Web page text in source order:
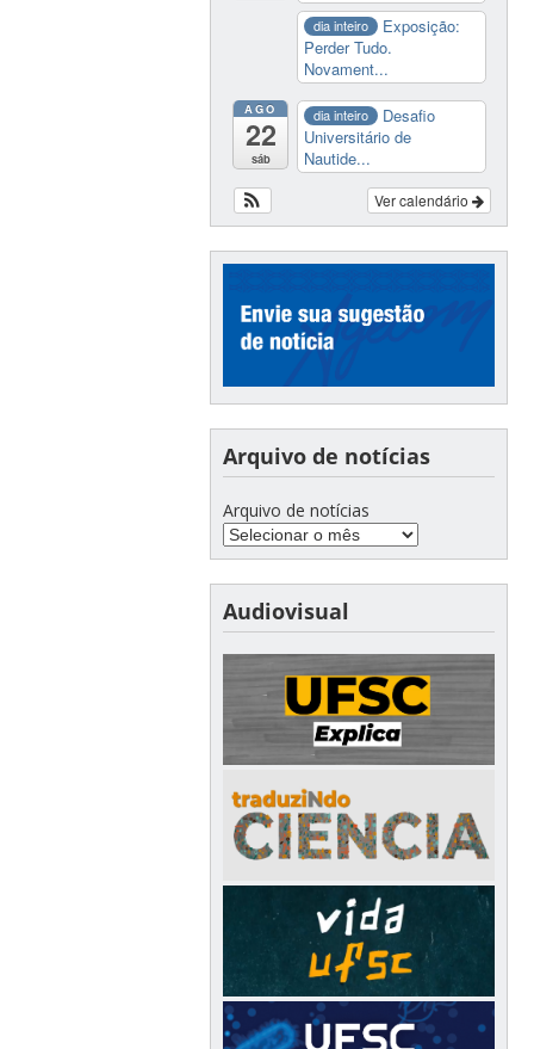
dia inteiro
Exposição:
Perder Tudo.
Novament...
AGO
22
sáb
dia inteiro
Desafio
Universitário de
Nautide...
Ver calendário
Arquivo de notícias
Arquivo de notícias
Audiovisual